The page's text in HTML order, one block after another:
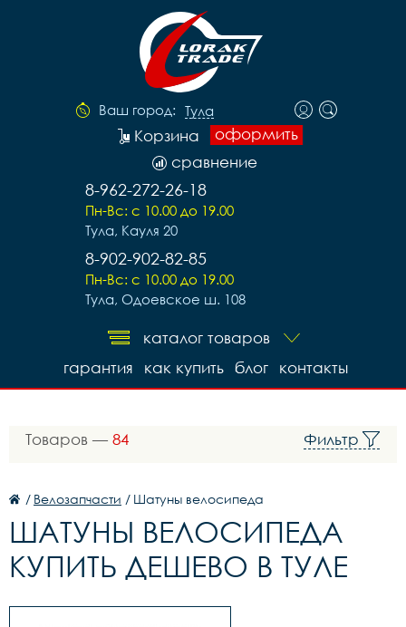
Ваш город: Тула
оформить
Корзина
сравнение
8-962-272-26-18
Пн-Вс: с 10.00 до 19.00
Тула, Кауля 20
8-902-902-82-85
Пн-Вс: с 10.00 до 19.00
Тула, Одоевское ш. 108
каталог товаров
контакты
блог
как купить
гарантия
Товаров — 84 Фильтр
/ Велозапчасти / Шатуны велосипеда
ШАТУНЫ ВЕЛОСИПЕДА
КУПИТЬ ДЕШЕВО В ТУЛЕ